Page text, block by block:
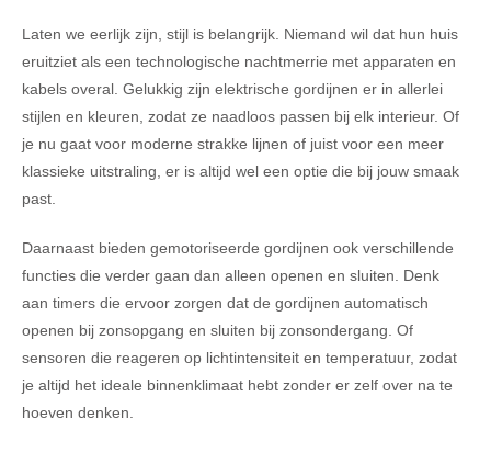
Laten we eerlijk zijn, stijl is belangrijk. Niemand wil dat hun huis
eruitziet als een technologische nachtmerrie met apparaten en
kabels overal. Gelukkig zijn elektrische gordijnen er in allerlei
stijlen en kleuren, zodat ze naadloos passen bij elk interieur. Of
je nu gaat voor moderne strakke lijnen of juist voor een meer
klassieke uitstraling, er is altijd wel een optie die bij jouw smaak
past.
Daarnaast bieden gemotoriseerde gordijnen ook verschillende
functies die verder gaan dan alleen openen en sluiten. Denk
aan timers die ervoor zorgen dat de gordijnen automatisch
openen bij zonsopgang en sluiten bij zonsondergang. Of
sensoren die reageren op lichtintensiteit en temperatuur, zodat
je altijd het ideale binnenklimaat hebt zonder er zelf over na te
hoeven denken.